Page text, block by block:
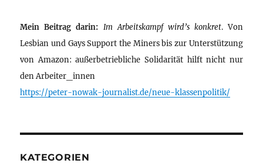
Mein Beitrag darin: Im Arbeitskampf wird’s konkret. Von
Lesbian und Gays Support the Miners bis zur Unterstützung
von Amazon: außerbetriebliche Solidarität hilft nicht nur
den Arbeiter_innen
https://peter-nowak-journalist.de/neue-klassenpolitik/
KATEGORIEN